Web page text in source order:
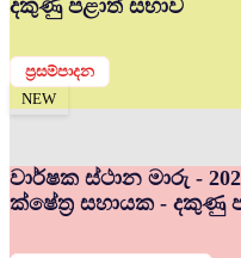
දකුණු පළාත් සභාව
ප්‍රසම්පාදන
NEW
වාර්ෂක ස්ථාන මාරු -
ක්ෂේත්‍ර සහායක - දකුණු